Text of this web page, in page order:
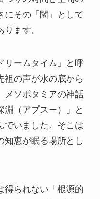
にその「閾」として
ます。
リームタイム」と呼
祖の声が水の底から
メソポタミアの神話
淵（アプスー）」と
でいました。そこは
知恵が眠る場所とし
得られない「根源的